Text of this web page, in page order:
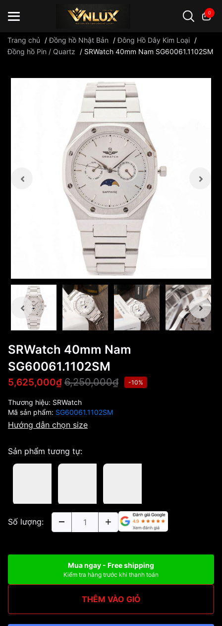
0
Trang chủ /Đồng hồ Nhật Bản /Đông Hồ Dây Kim Loại /
Đồng hồ Pin / Quartz
/ SRWatch 40mm Nam SG60061.1102SM
SRWatch 40mm Nam
SG60061.1102SM
5,625,000₫ 6,250,000₫ -10%
Thương hiệu: SRWatch
Mã sản phẩm: SG60061.1102SM
Hướng dẫn chọn size
Sản phẩm tương tự:
Số lượng:
Mua ngay - Free shipping
Kiểm tra hàng trước khi thanh toán
THÊM VÀO GIỎ